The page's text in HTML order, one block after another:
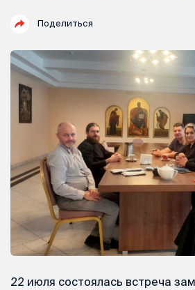
Поделиться
22 июля состоялась встреча